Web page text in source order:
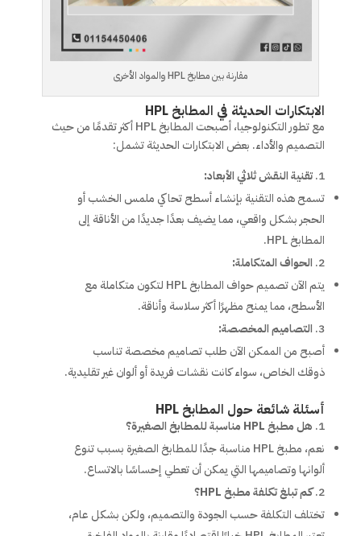
مقارنة بين مطابخ HPL والمواد الأخرى
الابتكارات الحديثة في المطابخ HPL
مع تطور التكنولوجيا، أصبحت المطابخ HPL أكثر تقدمًا من حيث
التصميم والأداء. بعض الابتكارات الحديثة تشمل:
تقنية النقش ثلاثي الأبعاد:
تسمح هذه التقنية بإنشاء أسطح تحاكي ملمس الخشب أو
الحجر بشكل واقعي، مما يضيف بعدًا جديدًا من الأناقة إلى
المطابخ HPL.
الحواف المتكاملة:
يتم الآن تصميم حواف المطابخ HPL لتكون متكاملة مع
الأسطح، مما يمنح مظهرًا أكثر سلاسة وأناقة.
التصاميم المخصصة:
أصبح من الممكن الآن طلب تصاميم مخصصة تناسب
ذوقك الخاص، سواء كانت نقشات فريدة أو ألوان غير تقليدية.
أسئلة شائعة حول المطابخ HPL
هل مطبخ HPL مناسبة للمطابخ الصغيرة؟
نعم، مطبخ HPL مناسبة جدًا للمطابخ الصغيرة بسبب تنوع
ألوانها وتصاميمها التي يمكن أن تعطي إحساسًا بالاتساع.
كم تبلغ تكلفة مطبخ HPL؟
تختلف التكلفة حسب الجودة والتصميم، ولكن بشكل عام،